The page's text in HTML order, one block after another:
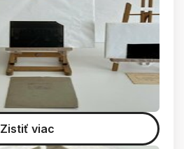
Zistiť viac